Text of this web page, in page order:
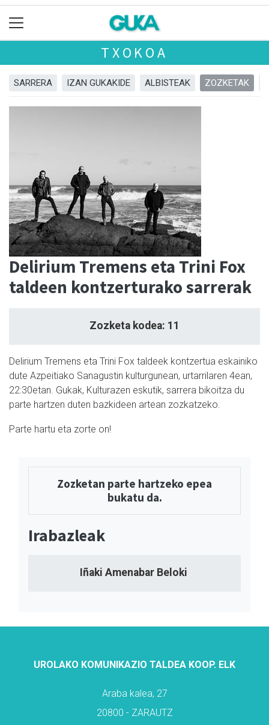
TXOKOA
SARRERA IZAN GUKAKIDE ALBISTEAK ZOZKETAK
Delirium Tremens eta Trini Fox
taldeen kontzerturako sarrerak
Zozketa kodea: 11
Delirium Tremens eta Trini Fox taldeek kontzertua eskainiko
dute Azpeitiako Sanagustin kulturgunean, urtarrilaren 4ean,
22:30etan. Gukak, Kulturazen eskutik, sarrera bikoitza du
parte hartzen duten bazkideen artean zozkatzeko.
Parte hartu eta zorte on!
Zozketan parte hartzeko epea
bukatu da.
Irabazleak
Iñaki Amenabar Beloki
UROLAKO KOMUNIKAZIO TALDEA KOOP. ELK
Araba kalea, 27
20800 - ZARAUTZ